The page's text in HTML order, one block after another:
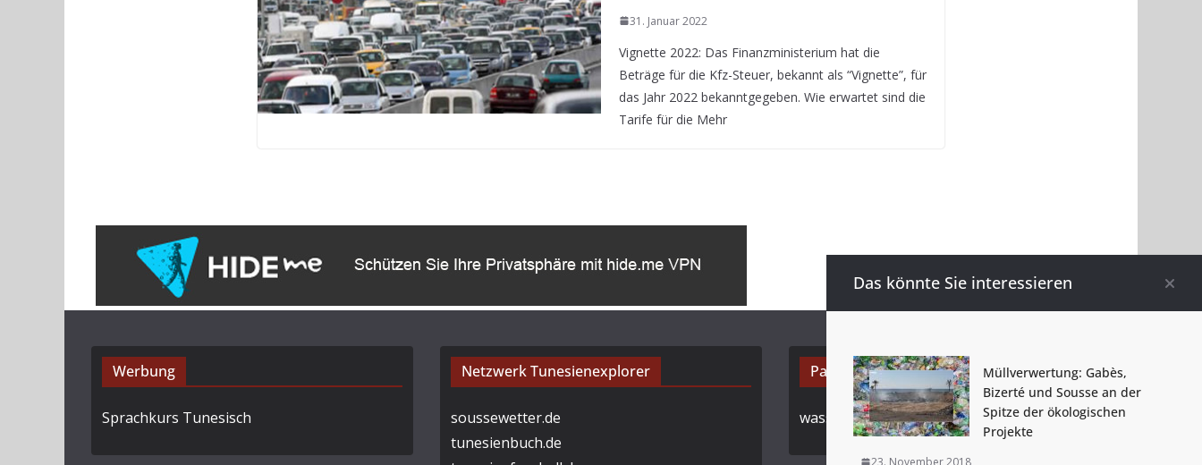
31. Januar 2022
Vignette 2022: Das Finanzministerium hat die
Beträge für die Kfz-Steuer, bekannt als “Vignette”, für
das Jahr 2022 bekanntgegeben. Wie erwartet sind die
Tarife für die Mehr
Werbung
Sprachkurs Tunesisch
Netzwerk Tunesienexplorer
soussewetter.de
tunesienbuch.de
Partner
wassenberg.com.de
Das könnte Sie interessieren
Müllverwertung: Gabès,
Bizerté und Sousse an der
Spitze der ökologischen
Projekte
23. November 2018